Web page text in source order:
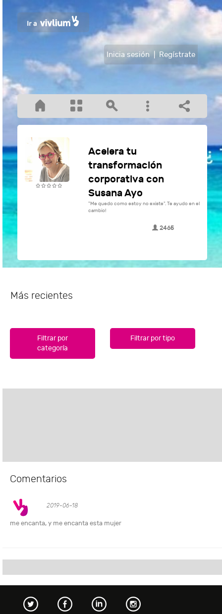
Inicia sesión Regístrate
Acelera tu
transformación
corporativa con
Susana Ayo
"Me quedo como estoy no existe". Te ayudo en el
cambio!
2465
Más recientes
Filtrar por
categoría
Filtrar por tipo
Comentarios
2019-06-18
me encanta, y me encanta esta mujer